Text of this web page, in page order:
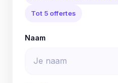
Tot 5 offertes
Naam